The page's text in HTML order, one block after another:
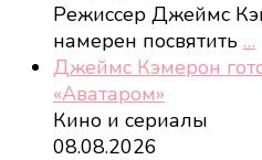
Режиссер Джеймс
намерен посвятить …
Джеймс Кэмерон
«Аватаром»
Кино и сериалы
08.08.2026